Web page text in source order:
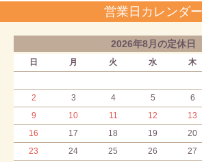
営業日カレンダー
2026年8月の定休日
日 月 火 水 木
2
3 4 5 6
9
10 11 12 13
16
17 18 19 20
23
24 25 26 27